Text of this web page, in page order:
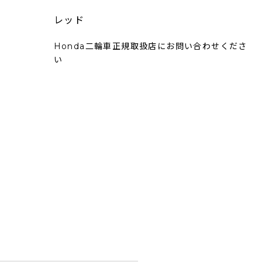
Honda二輪車正規取扱店にお問い合わせくださ
い
レッド